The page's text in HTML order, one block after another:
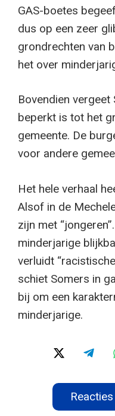
GAS-boetes
dus op een zeer
grondrechten van
het over
Bovendien
beperkt is tot het
gemeente. De
voor andere
Het hele verhaal
Alsof in de
zijn met
minderjarige
verluidt
schiet Somers in
bij om een
minderjarige.